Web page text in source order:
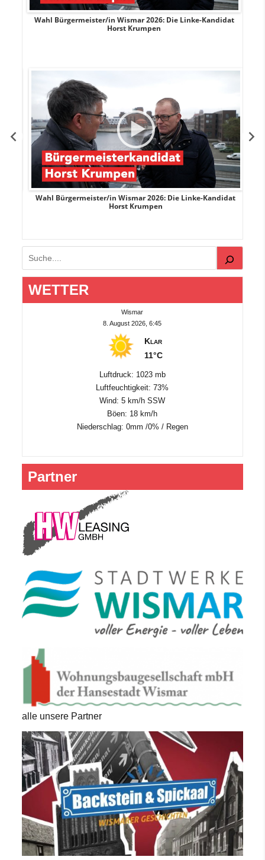
Wahl Bürgermeister/in Wismar 2026: Die Linke-Kandidat
Horst Krumpen
Wahl Bürgermeister/in Wismar 2026: Die Linke-Kandidat
Horst Krumpen
Suchen
WETTER
Wismar
8. August 2026, 6:45
Klar
11°C
Luftdruck: 1023 mb
Luftfeuchtigkeit: 73%
Wind: 5 km/h SSW
Böen: 18 km/h
Niederschlag: 0mm /0% / Regen
Partner
alle unsere Partner